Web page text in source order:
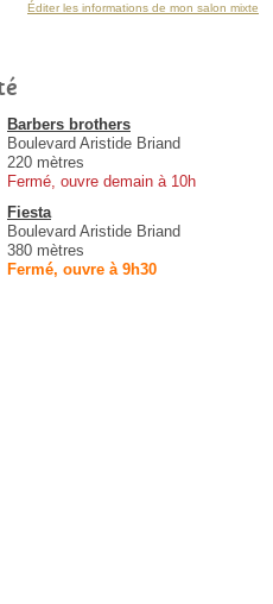
Éditer les informations de mon salon mixte
Barbers brothers
Boulevard Aristide Briand
220 mètres
Fermé, ouvre demain à 10h
Fiesta
Boulevard Aristide Briand
380 mètres
Fermé, ouvre à 9h30